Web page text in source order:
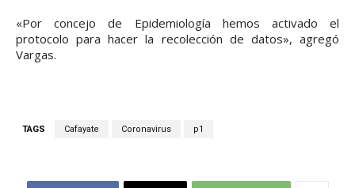
«Por concejo de Epidemiología hemos activado el
protocolo para hacer la recolección de datos», agregó
Vargas.
TAGS Cafayate Coronavirus p1